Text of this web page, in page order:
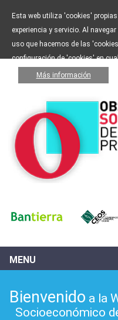
Esta web utiliza 'cookies'
experiencia y servicio. Al
uso que hacemos de las
configuración de 'cookies' en
Más información
MENU
Bienvenido a la
Socioeconómico